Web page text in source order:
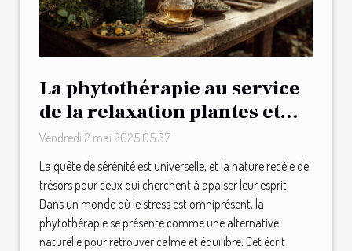
La phytothérapie au service
de la relaxation plantes et
infusions pour un effet
apaisant garanti
Vendredi 2 mai 2025 05:37
La quête de sérénité est universelle, et la nature recèle de
trésors pour ceux qui cherchent à apaiser leur esprit.
Dans un monde où le stress est omniprésent, la
phytothérapie se présente comme une alternative
naturelle pour retrouver calme et équilibre. Cet écrit